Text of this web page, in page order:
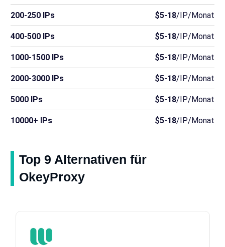
200-250 IPs $5-18/IP/Monat
400-500 IPs $5-18/IP/Monat
1000-1500 IPs $5-18/IP/Monat
2000-3000 IPs $5-18/IP/Monat
5000 IPs $5-18/IP/Monat
10000+ IPs $5-18/IP/Monat
Top 9 Alternativen für
OkeyProxy